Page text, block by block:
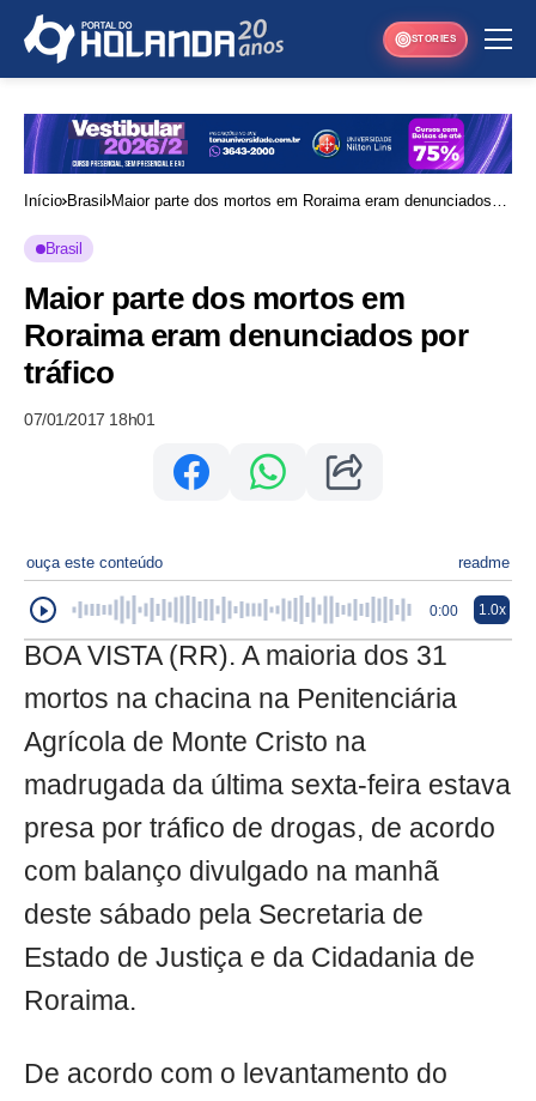
STORIES
Início Brasil
Maior parte dos mortos em Roraima eram denunciados
Brasil
Maior parte dos mortos em
Roraima eram denunciados por
tráfico
07/01/2017 18h01
ouça este conteúdo readme
0:00 1.0x
BOA VISTA (RR). A maioria dos 31
mortos na chacina na Penitenciária
Agrícola de Monte Cristo na
madrugada da última sexta-feira estava
presa por tráfico de drogas, de acordo
com balanço divulgado na manhã
deste sábado pela Secretaria de
Estado de Justiça e da Cidadania de
Roraima.
De acordo com o levantamento do